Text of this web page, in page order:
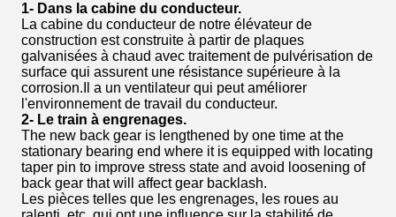
1- Dans la cabine du conducteur.
La cabine du conducteur de notre élévateur de
construction est construite à partir de plaques
galvanisées à chaud avec traitement de pulvérisation de
surface qui assurent une résistance supérieure à la
corrosion.Il a un ventilateur qui peut améliorer
l'environnement de travail du conducteur.
2- Le train à engrenages.
The new back gear is lengthened by one time at the
stationary bearing end where it is equipped with locating
taper pin to improve stress state and avoid loosening of
back gear that will affect gear backlash.
Les pièces telles que les engrenages, les roues au